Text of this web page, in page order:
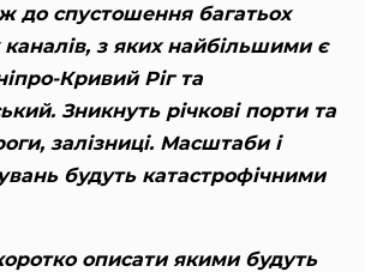
до спустошення багатьох
з яких найбільшими є
Кривий Ріг та
Зникнуть річкові порти та
залізниці. Масштаби і
будуть катастрофічними
описати якими будуть